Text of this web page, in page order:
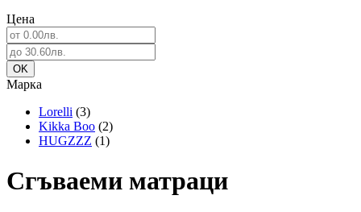
Цена
Марка
Lorelli (3)
Kikka Boo (2)
HUGZZZ (1)
Сгъваеми матраци